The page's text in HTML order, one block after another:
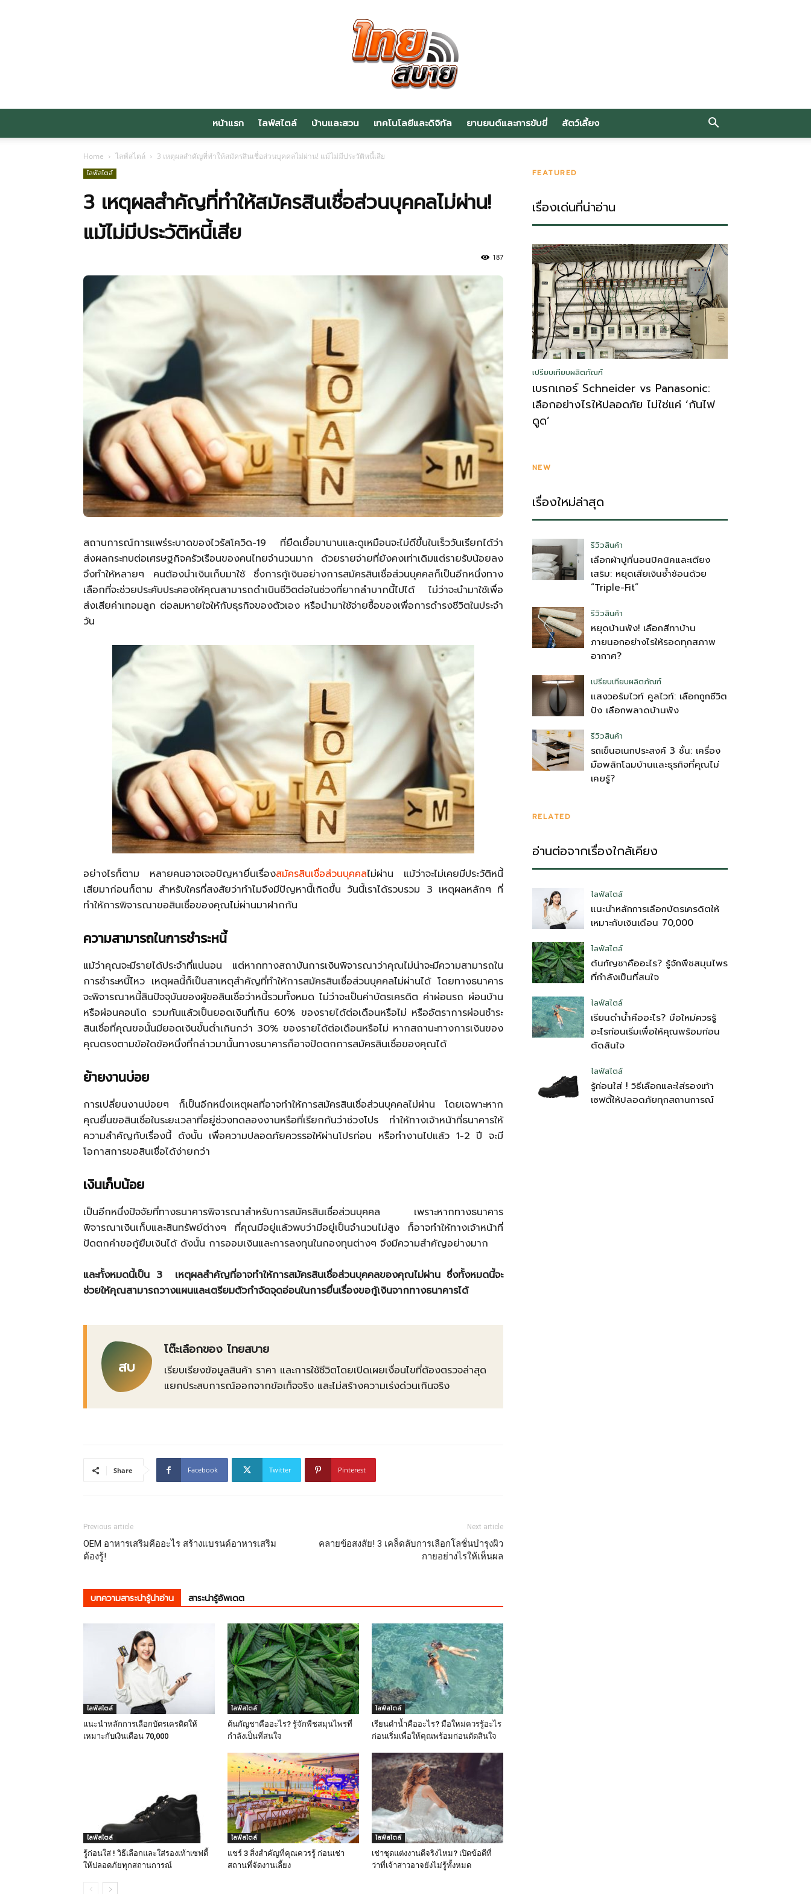
วา
ตี้
สบาย(ดอท)คอม
หน้าแรก ไลฟ์สไตล์ บ้านและสวน เทคโนโลยีและดิจิทัล ยานยนต์และการขับขี่ สัตว์เลี้ยง
Home ไลฟ์สไตล์ 3 เหตุผลสำคัญที่ทำให้สมัครสินเชื่อส่วนบุคคลไม่ผ่าน! แม้ไม่มีประวัติหนี้เสีย
ไลฟ์สไตล์
3 เหตุผลสำคัญที่ทำให้สมัครสินเชื่อส่วนบุคคลไม่ผ่าน!
แม้ไม่มีประวัติหนี้เสีย
187
สถานการณ์การแพร่ระบาดของไวรัสโควิด-19 ที่ยืดเยื้อมานานและดูเหมือนจะไม่ดีขึ้นในเร็ววันเรียกได้ว่า
ส่งผลกระทบต่อเศรษฐกิจครัวเรือนของคนไทยจำนวนมาก ด้วยรายจ่ายที่ยังคงเท่าเดิมแต่รายรับน้อยลง
จึงทำให้หลายๆ คนต้องนำเงินเก็บมาใช้ ซึ่งการกู้เงินอย่างการสมัครสินเชื่อส่วนบุคคลก็เป็นอีกหนึ่งทาง
เลือกที่จะช่วยประคับประคองให้คุณสามารถดำเนินชีวิตต่อในช่วงที่ยากลำบากนี้ไปได้ ไม่ว่าจะนำมาใช้เพื่อ
ส่งเสียค่าเทอมลูก ต่อลมหายใจให้กับธุรกิจของตัวเอง หรือนำมาใช้จ่ายซื้อของเพื่อการดำรงชีวิตในประจำ
วัน
อย่างไรก็ตาม หลายคนอาจเจอปัญหายื่นเรื่องสมัครสินเชื่อส่วนบุคคลไม่ผ่าน แม้ว่าจะไม่เคยมีประวัติหนี้
เสียมาก่อนก็ตาม สำหรับใครที่สงสัยว่าทำไมจึงมีปัญหานี้เกิดขึ้น วันนี้เราได้รวบรวม 3 เหตุผลหลักๆ ที่
ทำให้การพิจารณาขอสินเชื่อของคุณไม่ผ่านมาฝากกัน
ความสามารถในการชำระหนี้
แม้ว่าคุณจะมีรายได้ประจำที่แน่นอน แต่หากทางสถาบันการเงินพิจารณาว่าคุณไม่น่าจะมีความสามารถใน
การชำระหนี้ไหว เหตุผลนี้ก็เป็นสาเหตุสำคัญที่ทำให้การสมัครสินเชื่อส่วนบุคคลไม่ผ่านได้ โดยทางธนาคาร
จะพิจารณาหนี้สินปัจจุบันของผู้ขอสินเชื่อว่าหนี้รวมทั้งหมด ไม่ว่าจะเป็นค่าบัตรเครดิต ค่าผ่อนรถ ผ่อนบ้าน
หรือผ่อนคอนโด รวมกันแล้วเป็นยอดเงินที่เกิน 60% ของรายได้ต่อเดือนหรือไม่ หรืออัตราการผ่อนชำระ
สินเชื่อที่คุณขอนั้นมียอดเงินขั้นต่ำเกินกว่า 30% ของรายได้ต่อเดือนหรือไม่ หากสถานะทางการเงินของ
คุณตรงตามข้อใดข้อหนึ่งที่กล่าวมานั้นทางธนาคารก็อาจปัดตกการสมัครสินเชื่อของคุณได้
ย้ายงานบ่อย
การเปลี่ยนงานบ่อยๆ ก็เป็นอีกหนึ่งเหตุผลที่อาจทำให้การสมัครสินเชื่อส่วนบุคคลไม่ผ่าน โดยเฉพาะหาก
คุณยื่นขอสินเชื่อในระยะเวลาที่อยู่ช่วงทดลองงานหรือที่เรียกกันว่าช่วงโปร ทำให้ทางเจ้าหน้าที่ธนาคารให้
ความสำคัญกับเรื่องนี้ ดังนั้น เพื่อความปลอดภัยควรรอให้ผ่านโปรก่อน หรือทำงานไปแล้ว 1-2 ปี จะมี
โอกาสการขอสินเชื่อได้ง่ายกว่า
เงินเก็บน้อย
เป็นอีกหนึ่งปัจจัยที่ทางธนาคารพิจารณาสำหรับการสมัครสินเชื่อส่วนบุคคล เพราะหากทางธนาคาร
พิจารณาเงินเก็บและสินทรัพย์ต่างๆ ที่คุณมีอยู่แล้วพบว่ามีอยู่เป็นจำนวนไม่สูง ก็อาจทำให้ทางเจ้าหน้าที่
ปัดตกคำขอกู้ยืมเงินได้ ดังนั้น การออมเงินและการลงทุนในกองทุนต่างๆ จึงมีความสำคัญอย่างมาก
และทั้งหมดนี้เป็น 3 เหตุผลสำคัญที่อาจทำให้การสมัครสินเชื่อส่วนบุคคลของคุณไม่ผ่าน ซึ่งทั้งหมดนี้จะ
ช่วยให้คุณสามารถวางแผนและเตรียมตัวกำจัดจุดอ่อนในการยื่นเรื่องขอกู้เงินจากทางธนาคารได้
สบ
โต๊ะเลือกของ ไทยสบาย
เรียบเรียงข้อมูลสินค้า ราคา และการใช้ชีวิตโดยเปิดเผยเงื่อนไขที่ต้องตรวจล่าสุด
แยกประสบการณ์ออกจากข้อเท็จจริง และไม่สร้างความเร่งด่วนเกินจริง
Share Facebook Twitter Pinterest
Previous article
OEM อาหารเสริมคืออะไร สร้างแบรนด์อาหารเสริม
ต้องรู้!
Next article
คลายข้อสงสัย! 3 เคล็ดลับการเลือกโลชั่นบำรุงผิว
กายอย่างไรให้เห็นผล
บทความสาระน่ารู้น่าอ่าน สาระน่ารู้อัพเดต
ไลฟ์สไตล์
แนะนำหลักการเลือกบัตรเครดิตให้
เหมาะกับเงินเดือน 70,000
ไลฟ์สไตล์
ต้นกัญชาคืออะไร? รู้จักพืชสมุนไพรที่
กำลังเป็นที่สนใจ
ไลฟ์สไตล์
เรียนดำน้ำคืออะไร? มือใหม่ควรรู้อะไร
ก่อนเริ่มเพื่อให้คุณพร้อมก่อนตัดสินใจ
ไลฟ์สไตล์
รู้ก่อนใส่ ! วิธีเลือกและใส่รองเท้าเซฟตี้
ให้ปลอดภัยทุกสถานการณ์
ไลฟ์สไตล์
แชร์ 3 สิ่งสำคัญที่คุณควรรู้ ก่อนเช่า
สถานที่จัดงานเลี้ยง
ไลฟ์สไตล์
เช่าชุดแต่งงานดีจริงไหม? เปิดข้อดีที่
ว่าที่เจ้าสาวอาจยังไม่รู้ทั้งหมด
FEATURED
เรื่องเด่นที่น่าอ่าน
เปรียบเทียบผลิตภัณฑ์
เบรกเกอร์ Schneider vs Panasonic:
เลือกอย่างไรให้ปลอดภัย ไม่ใช่แค่ ‘กันไฟ
ดูด’
NEW
เรื่องใหม่ล่าสุด
รีวิวสินค้า
เลือกผ้าปูที่นอนปิคนิคและเตียง
เสริม: หยุดเสียเงินซ้ำซ้อนด้วย
“Triple-Fit”
รีวิวสินค้า
หยุดบ้านพัง! เลือกสีทาบ้าน
ภายนอกอย่างไรให้รอดทุกสภาพ
อากาศ?
เปรียบเทียบผลิตภัณฑ์
แสงวอร์มไวท์ คูลไวท์: เลือกถูกชีวิต
ปัง เลือกพลาดบ้านพัง
รีวิวสินค้า
รถเข็นอเนกประสงค์ 3 ชั้น: เครื่อง
มือพลิกโฉมบ้านและธุรกิจที่คุณไม่
เคยรู้?
RELATED
อ่านต่อจากเรื่องใกล้เคียง
ไลฟ์สไตล์
แนะนำหลักการเลือกบัตรเครดิตให้
เหมาะกับเงินเดือน 70,000
ไลฟ์สไตล์
ต้นกัญชาคืออะไร? รู้จักพืชสมุนไพร
ที่กำลังเป็นที่สนใจ
ไลฟ์สไตล์
เรียนดำน้ำคืออะไร? มือใหม่ควรรู้
อะไรก่อนเริ่มเพื่อให้คุณพร้อมก่อน
ตัดสินใจ
ไลฟ์สไตล์
รู้ก่อนใส่ ! วิธีเลือกและใส่รองเท้า
เซฟตี้ให้ปลอดภัยทุกสถานการณ์